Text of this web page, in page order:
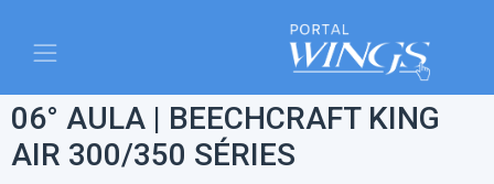
06° AULA | BEECHCRAFT KING
AIR 300/350 SÉRIES